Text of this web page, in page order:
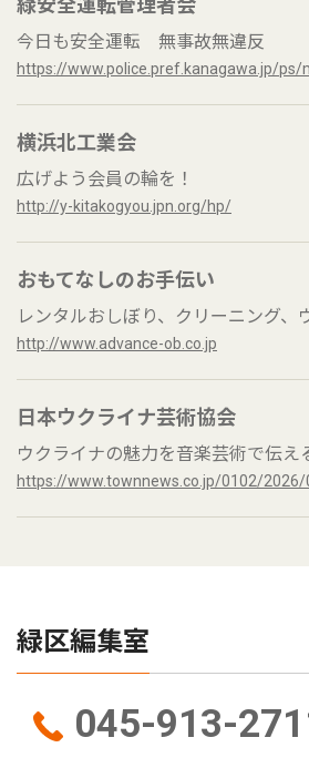
緑安全運転管理者会
今日も安全運転 無事故無違反
https://www.police.pref.kanagawa.jp/ps/
横浜北工業会
広げよう会員の輪を！
http://y-kitakogyou.jpn.org/hp/
おもてなしのお手伝い
レンタルおしぼり、クリーニング、
http://www.advance-ob.co.jp
日本ウクライナ芸術協会
ウクライナの魅力を音楽芸術で伝え
https://www.townnews.co.jp/0102/
緑区編集室
045-913-